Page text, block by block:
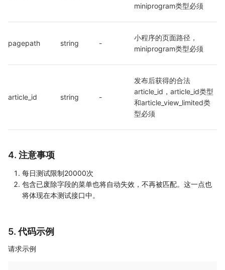
miniprogram类型必须
pagepath string -
小程序的页面路径，
miniprogram类型必须
article_id string -
发布后获得的合法
article_id，article_id类型
和article_view_limited类
型必须
4. 注意事项
每日测试限制20000次
包含已废除字段的菜单也将自动失效，不再被匹配。这一点也
将体现在本测试接口中。
5. 代码示例
请求示例